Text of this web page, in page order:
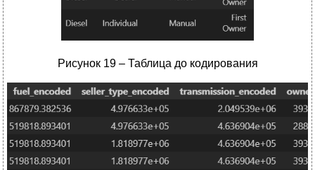
Рисунок 19 – Таблица до кодирования